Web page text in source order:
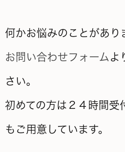
何かお悩みのことがあり
お問い合わせフォームよ
さい。
初めての方は２４時間受
もご用意しています。